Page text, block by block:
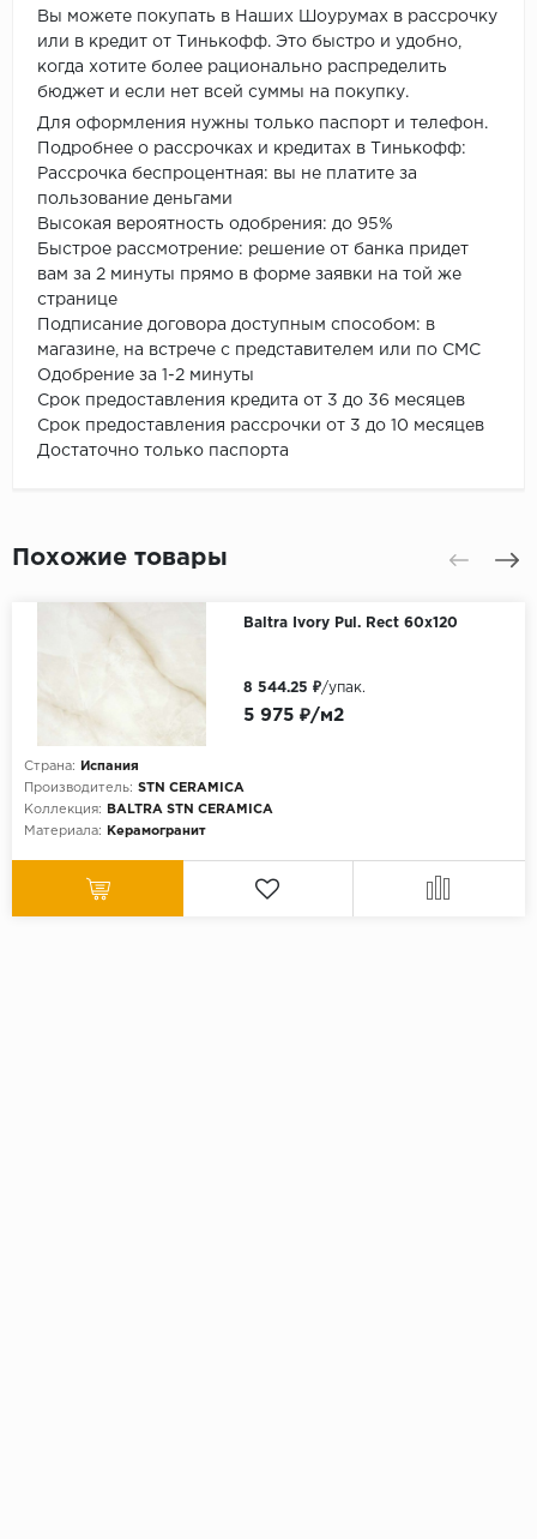
Вы можете покупать в Наших Шоурумах в рассрочку
или в кредит от Тинькофф. Это быстро и удобно,
когда хотите более рационально распределить
бюджет и если нет всей суммы на покупку.
Для оформления нужны только паспорт и телефон.
Подробнее о рассрочках и кредитах в Тинькофф:
Рассрочка беспроцентная: вы не платите за
пользование деньгами
Высокая вероятность одобрения: до 95%
Быстрое рассмотрение: решение от банка придет
вам за 2 минуты прямо в форме заявки на той же
странице
Подписание договора доступным способом: в
магазине, на встрече с представителем или по СМС
Одобрение за 1-2 минуты
Срок предоставления кредита от 3 до 36 месяцев
Срок предоставления рассрочки от 3 до 10 месяцев
Достаточно только паспорта
Похожие товары
Baltra Ivory Pul. Rect 60x120
Страна:
Испания
Производитель: STN CERAMICA
Коллекция:
BALTRA STN CERAMICA
Материала:
Керамогранит
5 975 ₽/м2
8 544.25 ₽/упак.